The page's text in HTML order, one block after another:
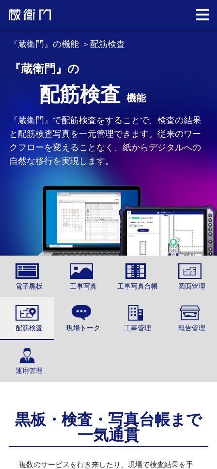
『蔵衛門』の機能＞配筋検査
『蔵衛門』の
配筋検査 機能
『蔵衛門』で配筋検査をすることで、検査の結果
と配筋検査写真を一元管理できます。従来のワー
クフローを変えることなく、紙からデジタルへの
自然な移行を実現します。
電子黒板 工事写真 工事写真台帳 図面管理
配筋検査 現場トーク 工事管理 報告管理
運用管理
黒板・検査・写真台帳まで
一気通貫
複数のサービスを行き来したり、現場で検査結果を手